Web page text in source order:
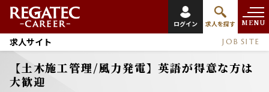
ログイン 求人を探す MENU
求人サイト JOB SITE
【土木施工管理/風力発電】英語が得意な方は
大歓迎